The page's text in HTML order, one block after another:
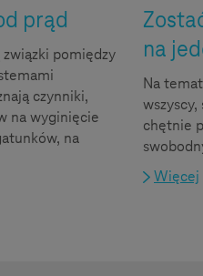
prąd
pomiędzy
czynniki,
na wyginięcie
na
na
Na
chętnie
Więcej